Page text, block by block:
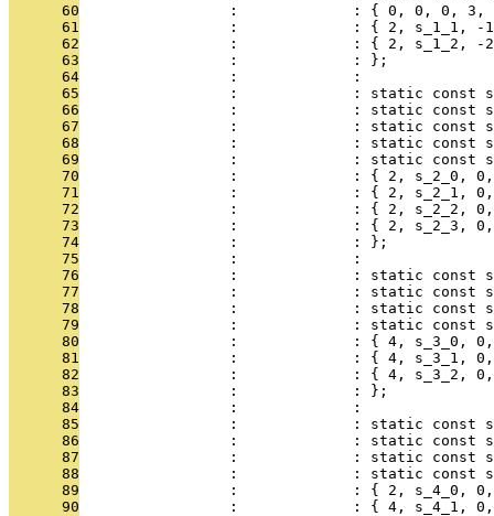
      60
:             : { 0, 0, 0, 3,
      61
:             : { 2, s_1_1, -
      62
:             : { 2, s_1_2, -
      63
                 :             : };
      64
                 :             :
      65
:             : static const
      66
:             : static const
      67
:             : static const
      68
:             : static const
      69
:             : static const
      70
:             : { 2, s_2_0,
      71
:             : { 2, s_2_1,
      72
:             : { 2, s_2_2,
      73
:             : { 2, s_2_3,
      74
                 :             : };
      75
                 :             :
      76
:             : static const
      77
:             : static const
      78
:             : static const
      79
:             : static const
      80
:             : { 4, s_3_0,
      81
:             : { 4, s_3_1,
      82
:             : { 4, s_3_2,
      83
                 :             : };
      84
                 :             :
      85
:             : static const
      86
:             : static const
      87
:             : static const
      88
:             : static const
      89
:             : { 2, s_4_0,
      90
:             : { 4, s_4_1,